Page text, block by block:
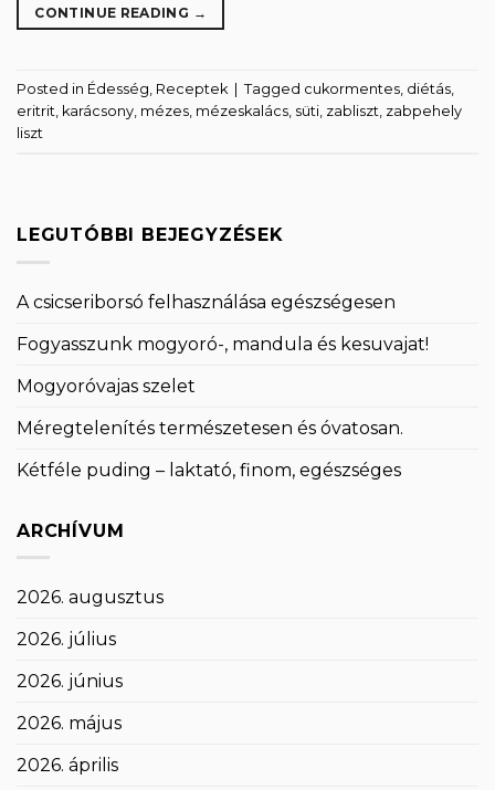
CONTINUE READING →
Posted in Édesség Receptek | Tagged cukormentes diétás
eritrit karácsony mézes mézeskalács süti zabliszt zabpehely
liszt
LEGUTÓBBI BEJEGYZÉSEK
A csicseriborsó felhasználása egészségesen
Fogyasszunk mogyoró-, mandula és kesuvajat!
Mogyoróvajas szelet
Méregtelenítés természetesen és óvatosan.
Kétféle puding – laktató, finom, egészséges
ARCHÍVUM
2026. augusztus
2026. július
2026. június
2026. május
2026. április